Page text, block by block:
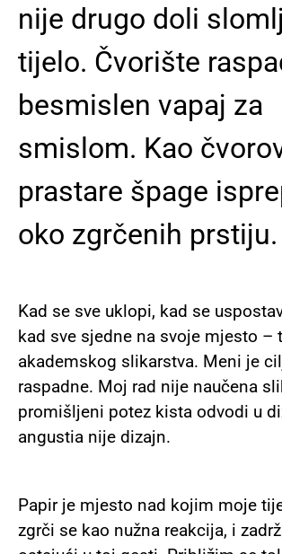
nije drugo doli
tijelo. Čvorište
besmislen vapaj za
smislom. Kao
prastare špage
oko zgrčenih prstiju.
Kad se sve uklopi, kad se
kad sve sjedne na svoje mjesto –
akademskog slikarstva. Meni je
raspadne. Moj rad nije naučena
promišljeni potez kista odvodi u
angustia nije dizajn.
Papir je mjesto nad kojim moje
zgrči se kao nužna reakcija, i